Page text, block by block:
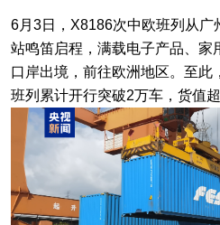
6月3日，X8186次中欧班列从广
站鸣笛启程，满载电子产品、家
口岸出境，前往欧洲地区。至此
班列累计开行突破2万车，货值超